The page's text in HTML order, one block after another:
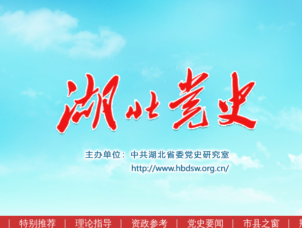
特别推荐 理论指导 资政参考 党史要闻 市县之窗